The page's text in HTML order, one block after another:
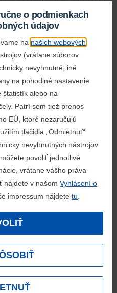
o podmienkach
údajov
na našich webových
(vrátane súborov
nevyhnutné, iné
na pohodlné nastavenie
štatistík alebo na
Patrí sem tiež prenos
EÚ, ktoré nezaručujú
tlačidla „Odmietnuť“
nevyhnutných nástrojov.
povoliť jednotlivé
vrátane vášho práva
nájdete v našom Vyhlásení o
impressum nájdete tu
mohli urobiť my,
rodine finančne
Od začiatku
500 eur na to, aby sa
zdravotných
Peniaze chcú
aktuálne zvažujú či
forme. My im
a držíme im palce.
tým, ktorí to najviac
začiatku v dobrých
balenie plienok
rokov. Každý týždeň takto